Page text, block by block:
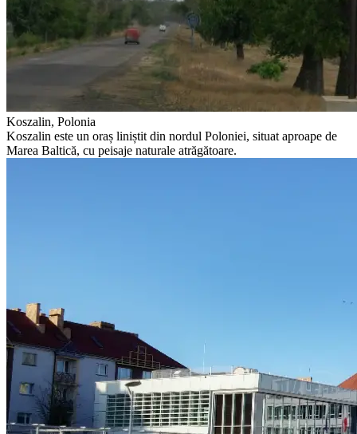
Koszalin, Polonia
Koszalin este un oraș liniștit din nordul Poloniei, situat aproape de
Marea Baltică, cu peisaje naturale atrăgătoare.